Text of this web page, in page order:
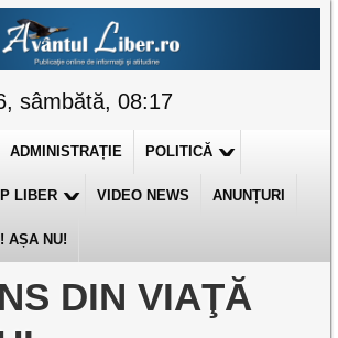
sâmbătă, 08:17
ADMINISTRAȚIE POLITICĂ
LIBER VIDEO NEWS ANUNȚURI
AȘA NU!
DIN VIAŢĂ